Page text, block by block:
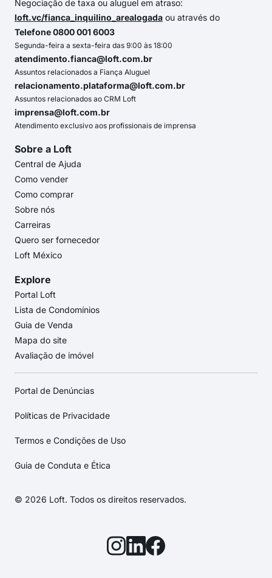
Negociação de taxa ou aluguel em atraso:
loft.vc/fianca_inquilino_arealogada ou através do
Telefone 0800 001 6003
Segunda-feira a sexta-feira das 9:00 às 18:00
atendimento.fianca@loft.com.br
Assuntos relacionados a Fiança Aluguel
relacionamento.plataforma@loft.com.br
Assuntos relacionados ao CRM Loft
imprensa@loft.com.br
Atendimento exclusivo aos profissionais de imprensa
Sobre a Loft
Central de Ajuda
Como vender
Como comprar
Sobre nós
Carreiras
Quero ser fornecedor
Loft México
Explore
Portal Loft
Lista de Condomínios
Guia de Venda
Mapa do site
Avaliação de imóvel
Portal de Denúncias
Políticas de Privacidade
Termos e Condições de Uso
Guia de Conduta e Ética
© 2026 Loft. Todos os direitos reservados.